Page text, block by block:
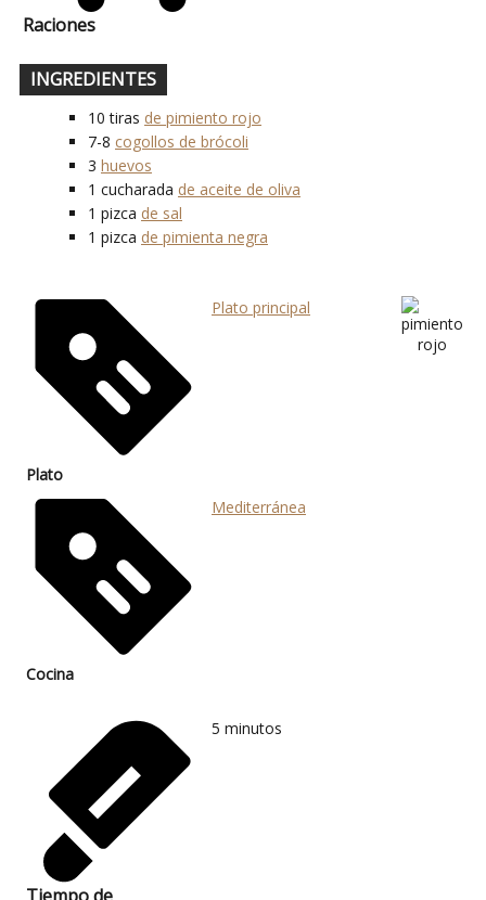
Raciones
INGREDIENTES
10 tiras de pimiento rojo
7-8 cogollos de brócoli
3 huevos
1 cucharada de aceite de oliva
1 pizca de sal
1 pizca de pimienta negra
Plato
Plato principal
Cocina
Mediterránea
5 minutos